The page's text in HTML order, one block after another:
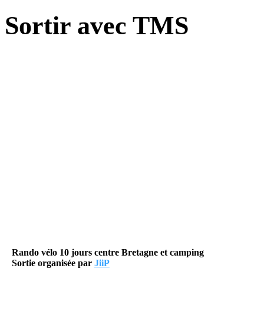
Sortir avec TMS
Rando vélo 10 jours centre Bretagne et camping
Sortie organisée par JiiP